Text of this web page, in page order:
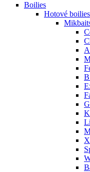
Boilies
Hotové boilies